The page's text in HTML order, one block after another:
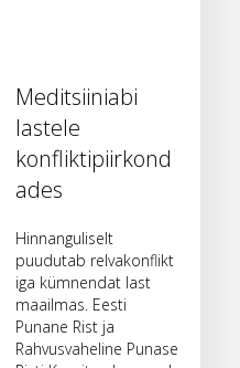
Meditsiiniabi
lastele
konfliktipiirkond
ades
Hinnanguliselt
puudutab relvakonflikt
iga kümnendat last
maailmas. Eesti
Punane Rist ja
Rahvusvaheline Punase